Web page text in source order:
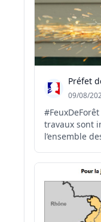
09/08/
travaux sont
l’ensemble
travaux
condition de
dispositif de
adapté.